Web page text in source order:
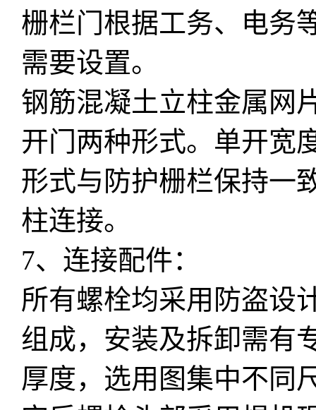
栅栏门根据工务、电务
需要设置。
钢筋混凝土立柱金属网
开门两种形式。单开宽
形式与防护栅栏保持一
柱连接。
7、连接配件：
所有螺栓均采用防盗设
组成，安装及拆卸需有
厚度，选用图集中不同